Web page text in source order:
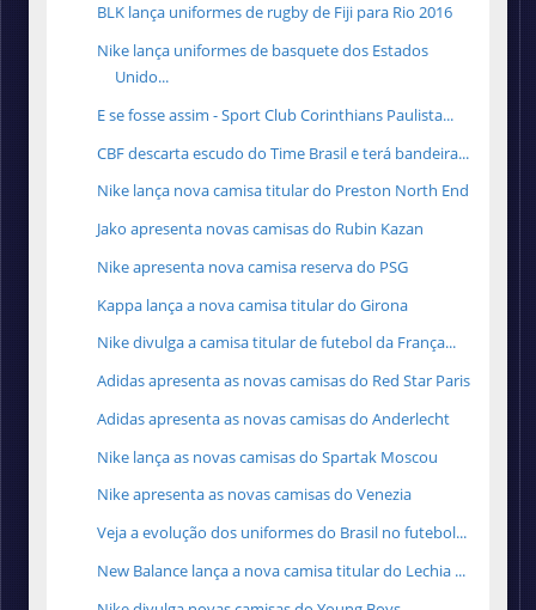
BLK lança uniformes de rugby de Fiji para Rio 2016
Nike lança uniformes de basquete dos Estados
Unido...
E se fosse assim - Sport Club Corinthians Paulista...
CBF descarta escudo do Time Brasil e terá bandeira...
Nike lança nova camisa titular do Preston North End
Jako apresenta novas camisas do Rubin Kazan
Nike apresenta nova camisa reserva do PSG
Kappa lança a nova camisa titular do Girona
Nike divulga a camisa titular de futebol da França...
Adidas apresenta as novas camisas do Red Star Paris
Adidas apresenta as novas camisas do Anderlecht
Nike lança as novas camisas do Spartak Moscou
Nike apresenta as novas camisas do Venezia
Veja a evolução dos uniformes do Brasil no futebol...
New Balance lança a nova camisa titular do Lechia ...